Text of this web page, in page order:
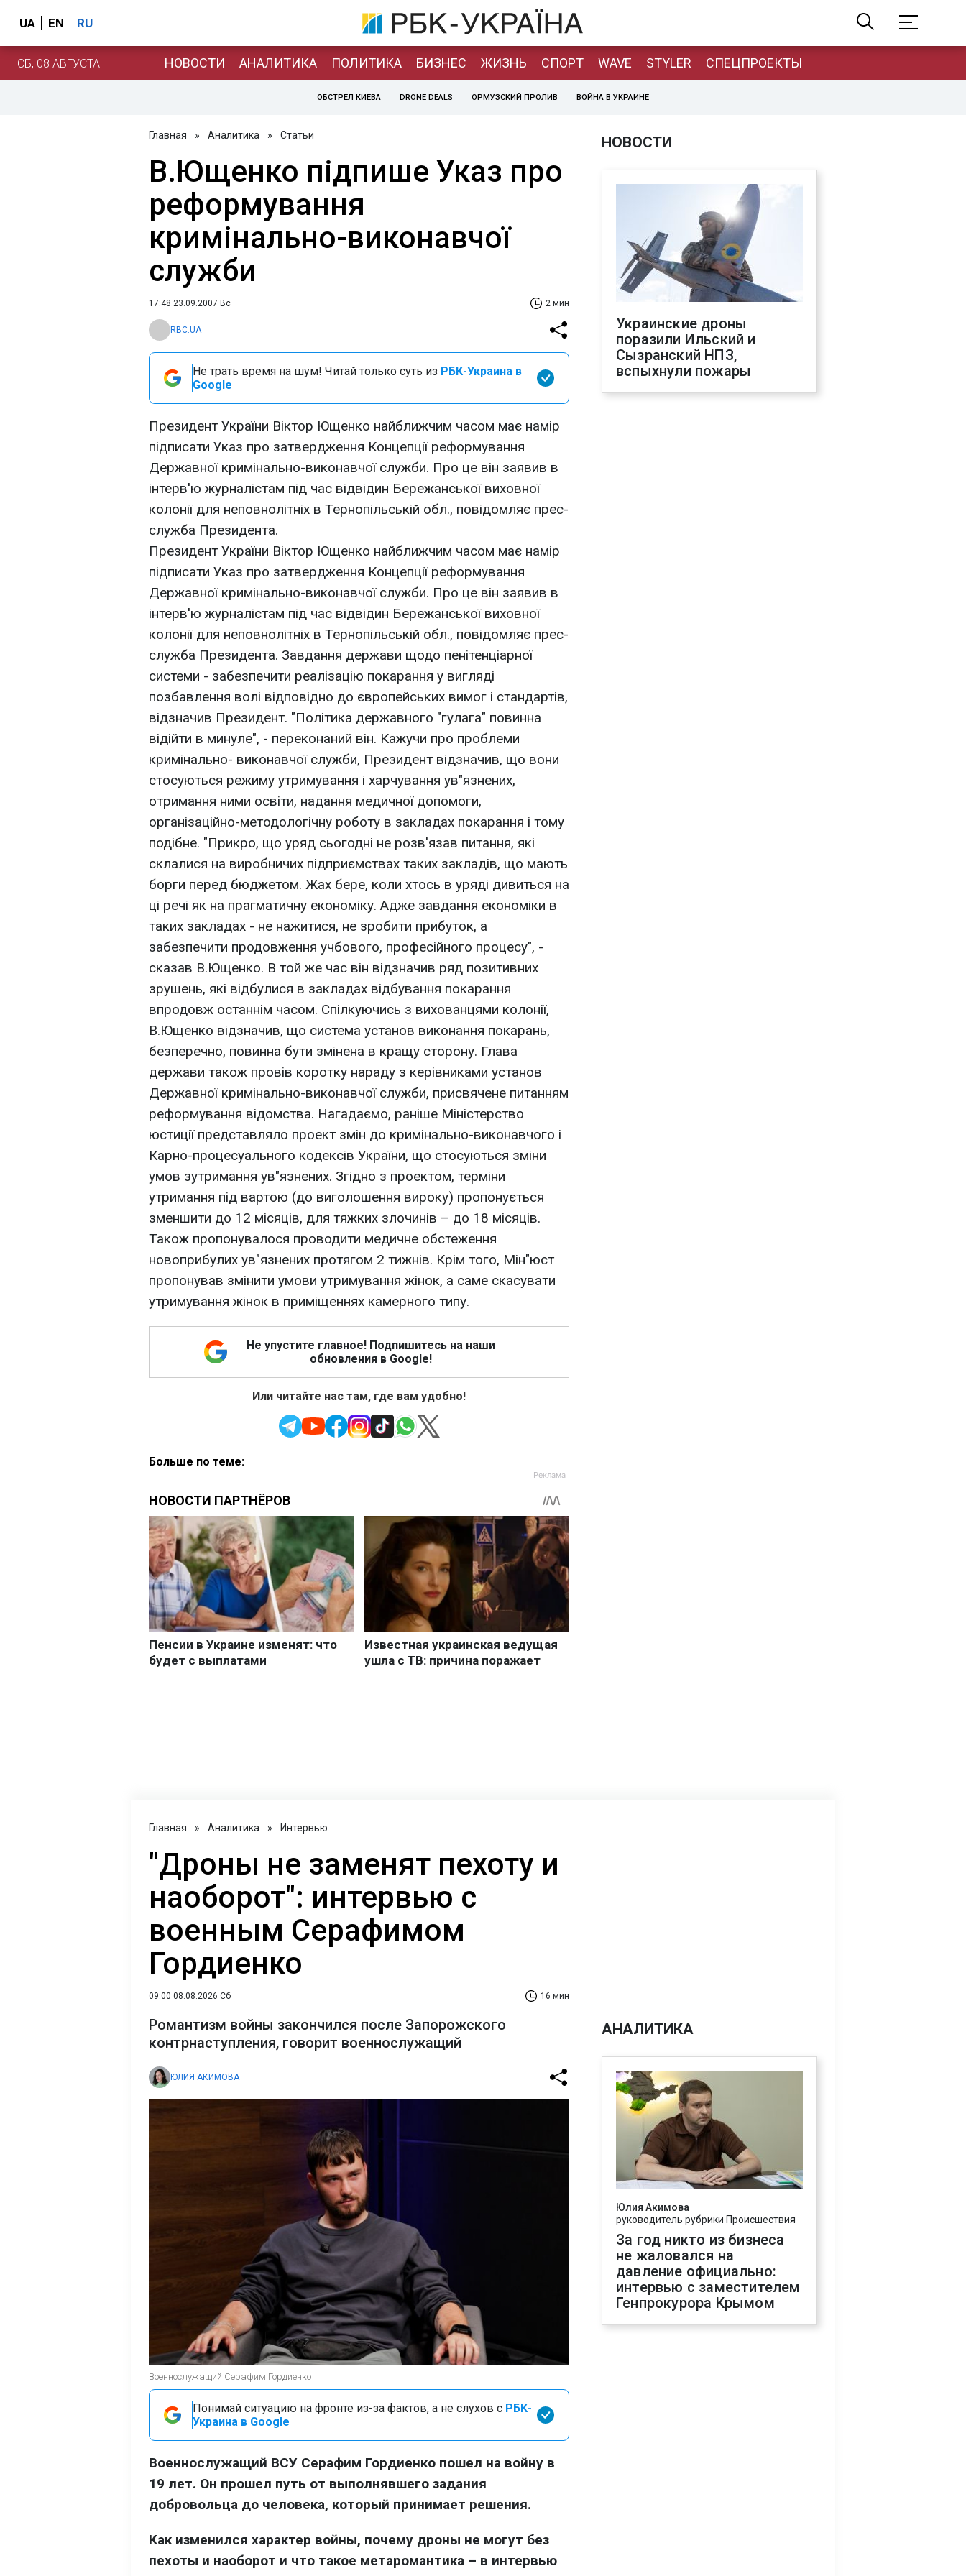
UA EN RU
СБ, 08 АВГУСТА НОВОСТИ АНАЛИТИКА ПОЛИТИКА БИЗНЕС ЖИЗНЬ СПОРТ WAVE STYLER СПЕЦПРОЕКТЫ
ОБСТРЕЛ КИЕВА DRONE DEALS ОРМУЗСКИЙ ПРОЛИВ ВОЙНА В УКРАИНЕ
Главная » Аналитика » Статьи
В.Ющенко підпише Указ про
реформування
кримінально-виконавчої
служби
17:48 23.09.2007 Вс 2 мин
RBC.UA
Не трать время на шум! Читай только суть из РБК-Украина в
Google
Президент України Віктор Ющенко найближчим часом має намір
підписати Указ про затвердження Концепції реформування
Державної кримінально-виконавчої служби. Про це він заявив в
інтерв'ю журналістам під час відвідин Бережанської виховної
колонії для неповнолітніх в Тернопільській обл., повідомляє прес-
служба Президента.
Президент України Віктор Ющенко найближчим часом має намір
підписати Указ про затвердження Концепції реформування
Державної кримінально-виконавчої служби. Про це він заявив в
інтерв'ю журналістам під час відвідин Бережанської виховної
колонії для неповнолітніх в Тернопільській обл., повідомляє прес-
служба Президента. Завдання держави щодо пенітенціарної
системи - забезпечити реалізацію покарання у вигляді
позбавлення волі відповідно до європейських вимог і стандартів,
відзначив Президент. "Політика державного "гулага" повинна
відійти в минуле", - переконаний він. Кажучи про проблеми
кримінально- виконавчої служби, Президент відзначив, що вони
стосуються режиму утримування і харчування ув"язнених,
отримання ними освіти, надання медичної допомоги,
організаційно-методологічну роботу в закладах покарання і тому
подібне. "Прикро, що уряд сьогодні не розв'язав питання, які
склалися на виробничих підприємствах таких закладів, що мають
борги перед бюджетом. Жах бере, коли хтось в уряді дивиться на
ці речі як на прагматичну економіку. Адже завдання економіки в
таких закладах - не нажитися, не зробити прибуток, а
забезпечити продовження учбового, професійного процесу", -
сказав В.Ющенко. В той же час він відзначив ряд позитивних
зрушень, які відбулися в закладах відбування покарання
впродовж останнім часом. Спілкуючись з вихованцями колонії,
В.Ющенко відзначив, що система установ виконання покарань,
безперечно, повинна бути змінена в кращу сторону. Глава
держави також провів коротку нараду з керівниками установ
Державної кримінально-виконавчої служби, присвячене питанням
реформування відомства. Нагадаємо, раніше Міністерство
юстиції представляло проект змін до кримінально-виконавчого і
Карно-процесуального кодексів України, що стосуються зміни
умов зутримання ув"язнених. Згідно з проектом, терміни
утримання під вартою (до виголошення вироку) пропонується
зменшити до 12 місяців, для тяжких злочинів – до 18 місяців.
Також пропонувалося проводити медичне обстеження
новоприбулих ув"язнених протягом 2 тижнів. Крім того, Мін"юст
пропонував змінити умови утримування жінок, а саме скасувати
утримування жінок в приміщеннях камерного типу.
Не упустите главное! Подпишитесь на наши
обновления в Google!
Или читайте нас там, где вам удобно!
Больше по теме:
НОВОСТИ
Украинские дроны
поразили Ильский и
Сызранский НПЗ,
вспыхнули пожары
Главная » Аналитика » Интервью
"Дроны не заменят пехоту и
наоборот": интервью с
военным Серафимом
Гордиенко
09:00 08.08.2026 Сб 16 мин
Романтизм войны закончился после Запорожского
контрнаступления, говорит военнослужащий
ЮЛИЯ АКИМОВА
Военнослужащий Серафим Гордиенко
Понимай ситуацию на фронте из-за фактов, а не слухов с РБК-
Украина в Google
Военнослужащий ВСУ Серафим Гордиенко пошел на войну в
19 лет. Он прошел путь от выполнявшего задания
добровольца до человека, который принимает решения.
Как изменился характер войны, почему дроны не могут без
пехоты и наоборот и что такое метаромантика – в интервью
АНАЛИТИКА
Юлия Акимова
руководитель рубрики Происшествия
За год никто из бизнеса
не жаловался на
давление официально:
интервью с заместителем
Генпрокурора Крымом